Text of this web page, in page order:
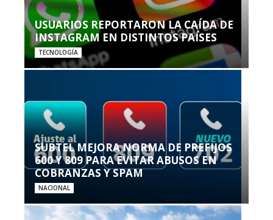
USUARIOS REPORTARON LA CAÍDA DE
INSTAGRAM EN DISTINTOS PAÍSES
TECNOLOGÍA
SUBTEL MEJORA NORMA DE PREFIJOS
600 Y 809 PARA EVITAR ABUSOS EN
COBRANZAS Y SPAM
NACIONAL